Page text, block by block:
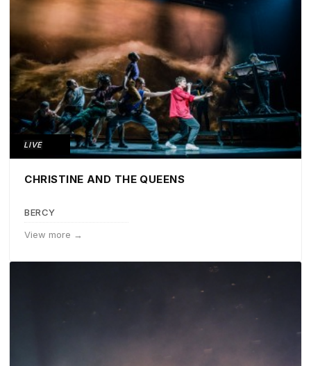
LIVE
CHRISTINE AND THE QUEENS
BERCY
View more →